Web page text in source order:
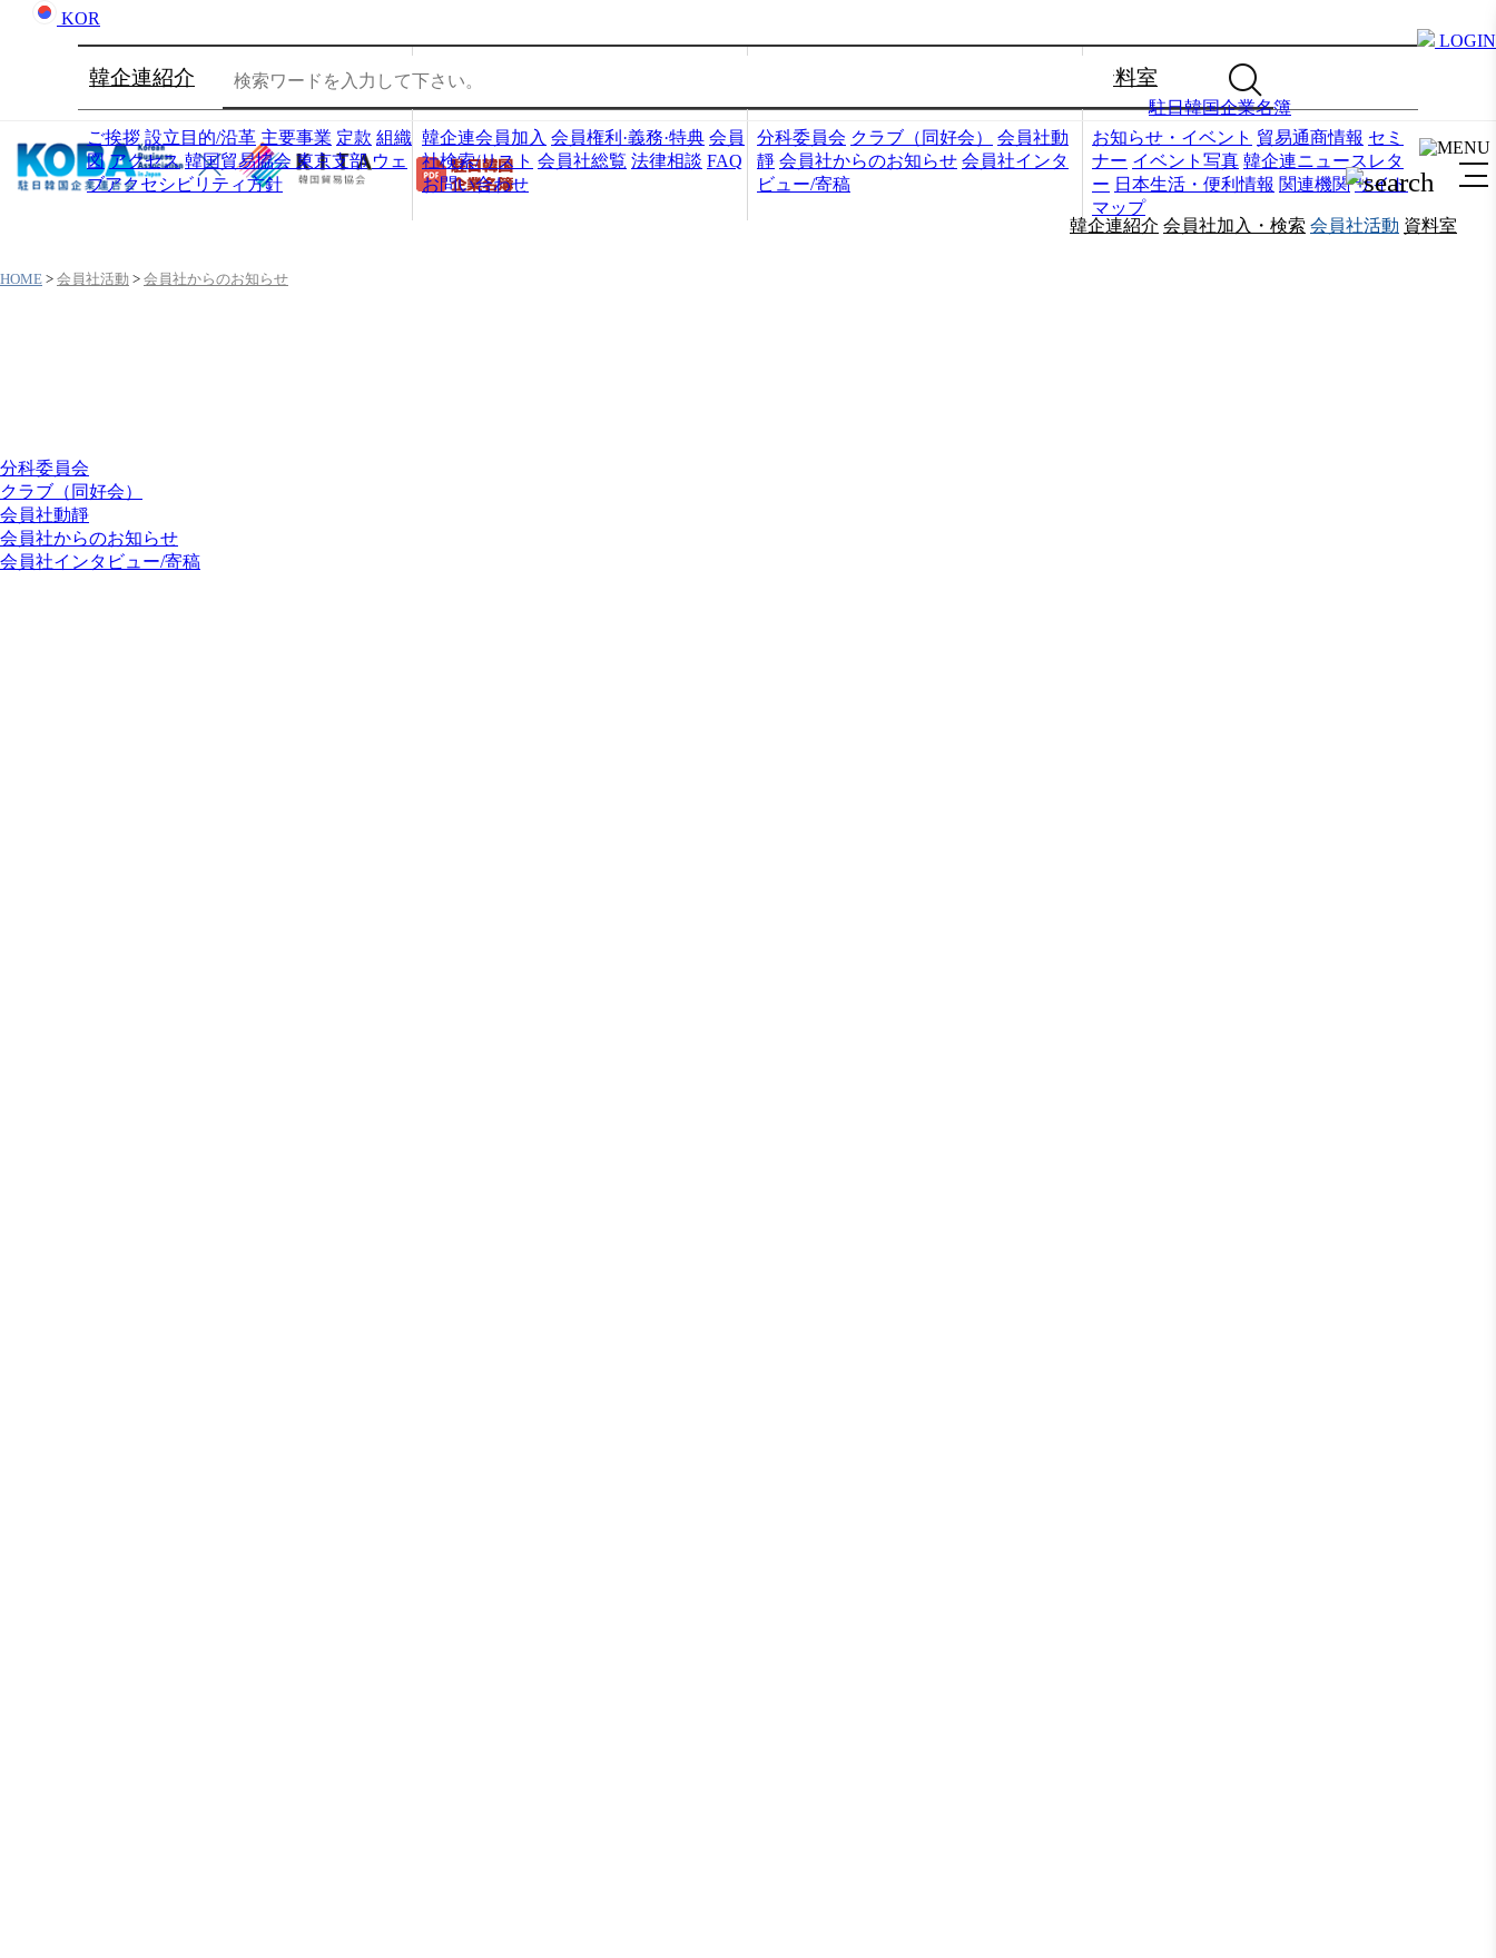
韓企連紹介
ご挨拶 設立目的/沿革 主要事業 定款 組織
図 アクセス 韓国貿易協会 東京支部 ウェ
ブアクセシビリティ方針
会員社加入・検索
韓企連会員加入 会員権利·義務·特典 会員
社検索/リスト 会員社総覧 法律相談 FAQ
お問い合わせ
分科委員会 クラブ（同好会）
会員社動
靜 会員社からのお知らせ 会員社インタ
ビュー/寄稿
資料室
お知らせ・イベント 貿易通商情報 セミ
ナー イベント写真 韓企連ニュースレタ
ー 日本生活・便利情報 関連機関 サイト
マップ
駐日韓国企業名簿
KOR
LOGIN
韓企連紹介 会員社加入・検索 会員社活動 資料室
HOME > 会員社活動 > 会員社からのお知らせ
分科委員会
クラブ（同好会）
会員社動靜
会員社からのお知らせ
会員社インタビュー/寄稿